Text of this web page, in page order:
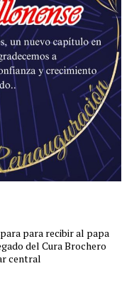
para recibir al papa
del Cura Brochero
central